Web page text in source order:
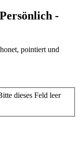
-
pointiert und
dieses Feld leer